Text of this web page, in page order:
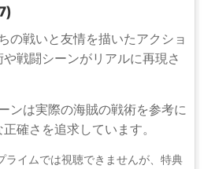
の戦いと友情を描いたアクショ
戦闘シーンがリアルに再現さ
ンは実際の海賊の戦術を参考に
確さを追求しています。
イムでは視聴できませんが、特典